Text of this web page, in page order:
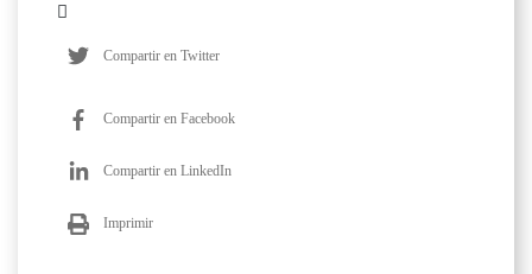
Compartir en Twitter
Compartir en Facebook
Compartir en LinkedIn
Imprimir